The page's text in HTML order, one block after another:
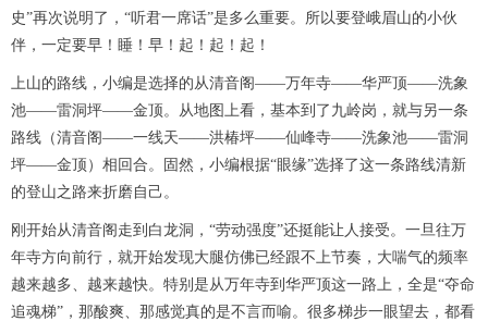
史”再次说明了，“听君一席话”是多么重要。所以要登峨眉山的小伙
伴，一定要早！睡！早！起！起！起！
上山的路线，小编是选择的从清音阁——万年寺——华严顶——洗象
池——雷洞坪——金顶。从地图上看，基本到了九岭岗，就与另一条
路线（清音阁——一线天——洪椿坪——仙峰寺——洗象池——雷洞
坪——金顶）相回合。固然，小编根据“眼缘”选择了这一条路线清新
的登山之路来折磨自己。
刚开始从清音阁走到白龙洞，“劳动强度”还挺能让人接受。一旦往万
年寺方向前行，就开始发现大腿仿佛已经跟不上节奏，大喘气的频率
越来越多、越来越快。特别是从万年寺到华严顶这一路上，全是“夺命
追魂梯”，那酸爽、那感觉真的是不言而喻。很多梯步一眼望去，都看